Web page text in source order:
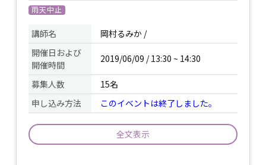
雨天中止
講師名
岡村るみか /
開催日および
開催時間
2019/06/09 / 13:30 ~ 14:30
募集人数
15名
申し込み方法
このイベントは終了しました。
全文表示